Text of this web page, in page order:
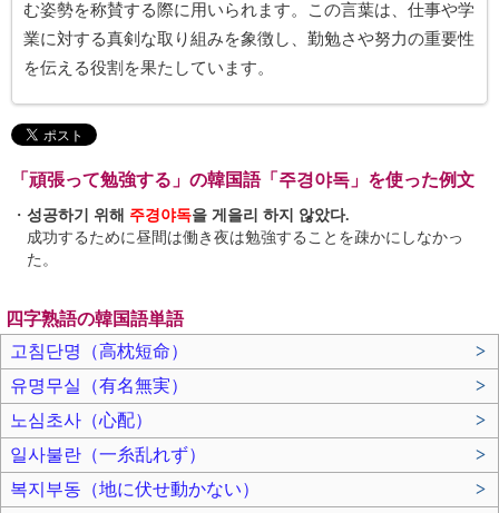
む姿勢を称賛する際に用いられます。この言葉は、仕事や学
業に対する真剣な取り組みを象徴し、勤勉さや努力の重要性
を伝える役割を果たしています。
「頑張って勉強する」の韓国語「주경야독」を使った例文
・ 성공하기 위해 주경야독을 게을리 하지 않았다.
成功するために昼間は働き夜は勉強することを疎かにしなかっ
た。
四字熟語の韓国語単語
고침단명（高枕短命）
>
유명무실（有名無実）
>
노심초사（心配）
>
일사불란（一糸乱れず）
>
복지부동（地に伏せ動かない）
>